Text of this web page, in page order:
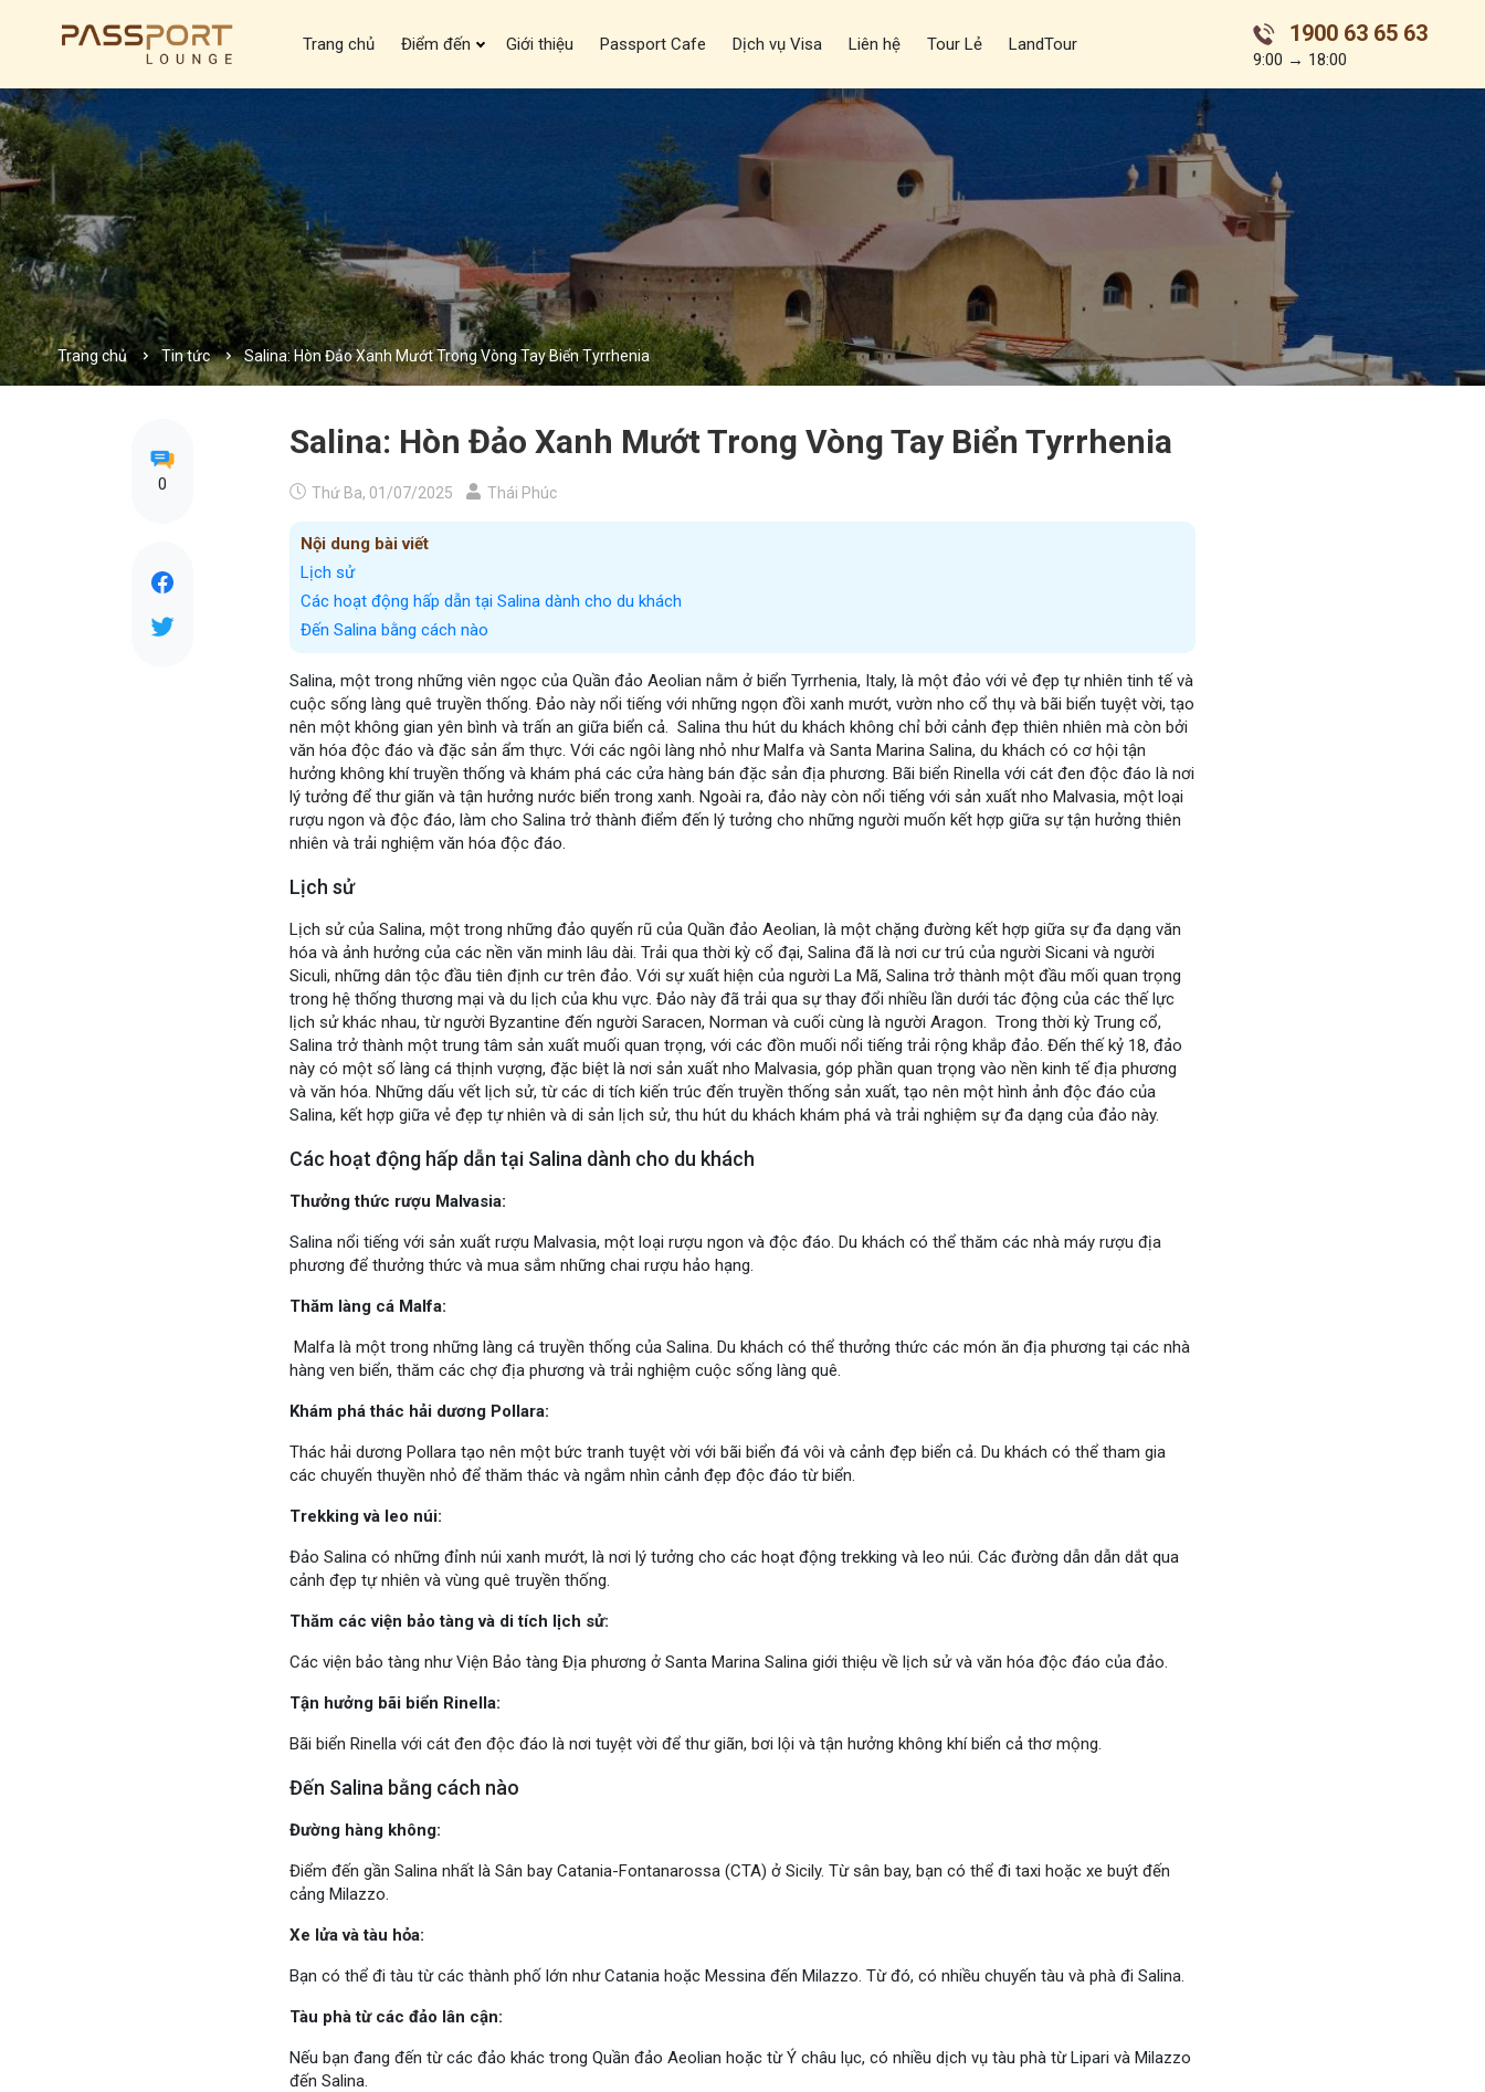
Trang chủ Điểm đến Giới thiệu Passport Cafe Dịch vụ Visa Liên hệ Tour Lẻ LandTour 1900 63 65 63
9:00 → 18:00
Trang chủ Tin tức Salina: Hòn Đảo Xanh Mướt Trong Vòng Tay Biển Tyrrhenia
Salina: Hòn Đảo Xanh Mướt Trong Vòng Tay Biển Tyrrhenia
Thứ Ba, 01/07/2025 Thái Phúc
Nội dung bài viết
Lịch sử
Các hoạt động hấp dẫn tại Salina dành cho du khách
Đến Salina bằng cách nào
Salina, một trong những viên ngọc của Quần đảo Aeolian nằm ở biển Tyrrhenia, Italy, là một đảo với vẻ đẹp tự nhiên tinh tế và
cuộc sống làng quê truyền thống. Đảo này nổi tiếng với những ngọn đồi xanh mướt, vườn nho cổ thụ và bãi biển tuyệt vời, tạo
nên một không gian yên bình và trấn an giữa biển cả. Salina thu hút du khách không chỉ bởi cảnh đẹp thiên nhiên mà còn bởi
văn hóa độc đáo và đặc sản ẩm thực. Với các ngôi làng nhỏ như Malfa và Santa Marina Salina, du khách có cơ hội tận
hưởng không khí truyền thống và khám phá các cửa hàng bán đặc sản địa phương. Bãi biển Rinella với cát đen độc đáo là nơi
lý tưởng để thư giãn và tận hưởng nước biển trong xanh. Ngoài ra, đảo này còn nổi tiếng với sản xuất nho Malvasia, một loại
rượu ngon và độc đáo, làm cho Salina trở thành điểm đến lý tưởng cho những người muốn kết hợp giữa sự tận hưởng thiên
nhiên và trải nghiệm văn hóa độc đáo.
Lịch sử
Lịch sử của Salina, một trong những đảo quyến rũ của Quần đảo Aeolian, là một chặng đường kết hợp giữa sự đa dạng văn
hóa và ảnh hưởng của các nền văn minh lâu dài. Trải qua thời kỳ cổ đại, Salina đã là nơi cư trú của người Sicani và người
Siculi, những dân tộc đầu tiên định cư trên đảo. Với sự xuất hiện của người La Mã, Salina trở thành một đầu mối quan trọng
trong hệ thống thương mại và du lịch của khu vực. Đảo này đã trải qua sự thay đổi nhiều lần dưới tác động của các thế lực
lịch sử khác nhau, từ người Byzantine đến người Saracen, Norman và cuối cùng là người Aragon. Trong thời kỳ Trung cổ,
Salina trở thành một trung tâm sản xuất muối quan trọng, với các đồn muối nổi tiếng trải rộng khắp đảo. Đến thế kỷ 18, đảo
này có một số làng cá thịnh vượng, đặc biệt là nơi sản xuất nho Malvasia, góp phần quan trọng vào nền kinh tế địa phương
và văn hóa. Những dấu vết lịch sử, từ các di tích kiến trúc đến truyền thống sản xuất, tạo nên một hình ảnh độc đáo của
Salina, kết hợp giữa vẻ đẹp tự nhiên và di sản lịch sử, thu hút du khách khám phá và trải nghiệm sự đa dạng của đảo này.
Các hoạt động hấp dẫn tại Salina dành cho du khách
Thưởng thức rượu Malvasia:
Salina nổi tiếng với sản xuất rượu Malvasia, một loại rượu ngon và độc đáo. Du khách có thể thăm các nhà máy rượu địa
phương để thưởng thức và mua sắm những chai rượu hảo hạng.
Thăm làng cá Malfa:
Malfa là một trong những làng cá truyền thống của Salina. Du khách có thể thưởng thức các món ăn địa phương tại các nhà
hàng ven biển, thăm các chợ địa phương và trải nghiệm cuộc sống làng quê.
Khám phá thác hải dương Pollara:
Thác hải dương Pollara tạo nên một bức tranh tuyệt vời với bãi biển đá vôi và cảnh đẹp biển cả. Du khách có thể tham gia
các chuyến thuyền nhỏ để thăm thác và ngắm nhìn cảnh đẹp độc đáo từ biển.
Trekking và leo núi:
Đảo Salina có những đỉnh núi xanh mướt, là nơi lý tưởng cho các hoạt động trekking và leo núi. Các đường dẫn dẫn dắt qua
cảnh đẹp tự nhiên và vùng quê truyền thống.
Thăm các viện bảo tàng và di tích lịch sử:
Các viện bảo tàng như Viện Bảo tàng Địa phương ở Santa Marina Salina giới thiệu về lịch sử và văn hóa độc đáo của đảo.
Tận hưởng bãi biển Rinella:
Bãi biển Rinella với cát đen độc đáo là nơi tuyệt vời để thư giãn, bơi lội và tận hưởng không khí biển cả thơ mộng.
Đến Salina bằng cách nào
Đường hàng không:
Điểm đến gần Salina nhất là Sân bay Catania-Fontanarossa (CTA) ở Sicily. Từ sân bay, bạn có thể đi taxi hoặc xe buýt đến
cảng Milazzo.
Xe lửa và tàu hỏa:
Bạn có thể đi tàu từ các thành phố lớn như Catania hoặc Messina đến Milazzo. Từ đó, có nhiều chuyến tàu và phà đi Salina.
Tàu phà từ các đảo lân cận:
Nếu bạn đang đến từ các đảo khác trong Quần đảo Aeolian hoặc từ Ý châu lục, có nhiều dịch vụ tàu phà từ Lipari và Milazzo
đến Salina.
0